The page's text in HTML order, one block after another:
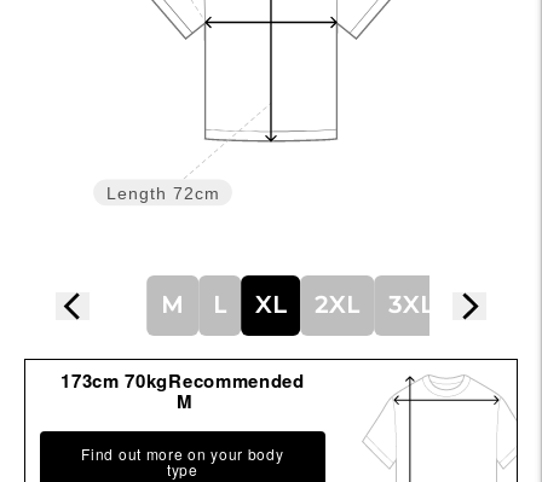
Length 72cm
M L XL 2XL 3XL
173cm 70kgRecommended
M
Find out more on your body
type